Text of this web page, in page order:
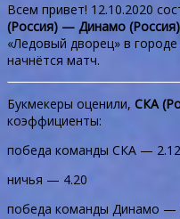
Всем привет! 12.10.2020
(Россия) — Динамо (Россия)
«Ледовый дворец» в
начнётся матч.
Букмекеры оценили, СКА
коэффициенты:
победа команды СКА — 2.12
ничья — 4.20
победа команды Динамо —